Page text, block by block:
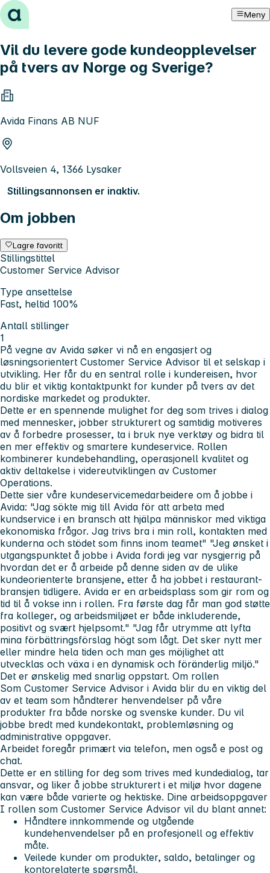
Hopp til innhold Meny
Vil du levere gode kundeopplevelser
på tvers av Norge og Sverige?
Avida Finans AB NUF
Vollsveien 4, 1366 Lysaker
Stillingsannonsen er inaktiv.
Om jobben
Lagre favoritt
Stillingstittel
Customer Service Advisor
Type ansettelse
Fast, heltid 100%
Antall stillinger
1
På vegne av Avida søker vi nå en engasjert og
løsningsorientert Customer Service Advisor til et selskap i
utvikling. Her får du en sentral rolle i kundereisen, hvor
du blir et viktig kontaktpunkt for kunder på tvers av det
nordiske markedet og produkter.
Dette er en spennende mulighet for deg som trives i dialog
med mennesker, jobber strukturert og samtidig motiveres
av å forbedre prosesser, ta i bruk nye verktøy og bidra til
en mer effektiv og smartere kundeservice. Rollen
kombinerer kundebehandling, operasjonell kvalitet og
aktiv deltakelse i videreutviklingen av Customer
Operations.
Dette sier våre kundeservicemedarbeidere om å jobbe i
Avida: "Jag sökte mig till Avida för att arbeta med
kundservice i en bransch att hjälpa människor med viktiga
ekonomiska frågor. Jag trivs bra i min roll, kontakten med
kunderna och stödet som finns inom teamet" "Jeg ønsket i
utgangspunktet å jobbe i Avida fordi jeg var nysgjerrig på
hvordan det er å arbeide på denne siden av de ulike
kundeorienterte bransjene, etter å ha jobbet i restaurant-
bransjen tidligere. Avida er en arbeidsplass som gir rom og
tid til å vokse inn i rollen. Fra første dag får man god støtte
fra kolleger, og arbeidsmiljøet er både inkluderende,
positivt og svært hjelpsomt." "Jag får utrymme att lyfta
mina förbättringsförslag högt som lågt. Det sker nytt mer
eller mindre hela tiden och man ges möjlighet att
utvecklas och växa i en dynamisk och föränderlig miljö."
Det er ønskelig med snarlig oppstart. Om rollen
Som Customer Service Advisor i Avida blir du en viktig del
av et team som håndterer henvendelser på våre
produkter fra både norske og svenske kunder. Du vil
jobbe bredt med kundekontakt, problemløsning og
administrative oppgaver.
Arbeidet foregår primært via telefon, men også e post og
chat.
Dette er en stilling for deg som trives med kundedialog, tar
ansvar, og liker å jobbe strukturert i et miljø hvor dagene
kan være både varierte og hektiske. Dine arbeidsoppgaver
I rollen som Customer Service Advisor vil du blant annet:
Håndtere innkommende og utgående
kundehenvendelser på en profesjonell og effektiv
måte.
Veilede kunder om produkter, saldo, betalinger og
kontorelaterte spørsmål.